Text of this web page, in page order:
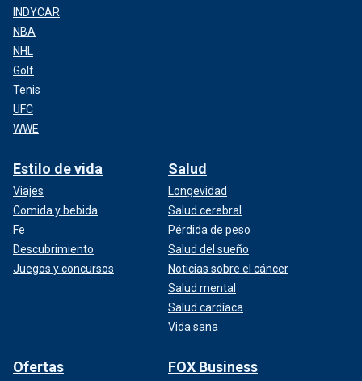
INDYCAR
NBA
NHL
Golf
Tenis
UFC
WWE
Estilo de vida
Viajes
Comida y bebida
Fe
Descubrimiento
Juegos y concursos
Salud
Longevidad
Salud cerebral
Pérdida de peso
Salud del sueño
Noticias sobre el cáncer
Salud mental
Salud cardíaca
Vida sana
Ofertas FOX Business